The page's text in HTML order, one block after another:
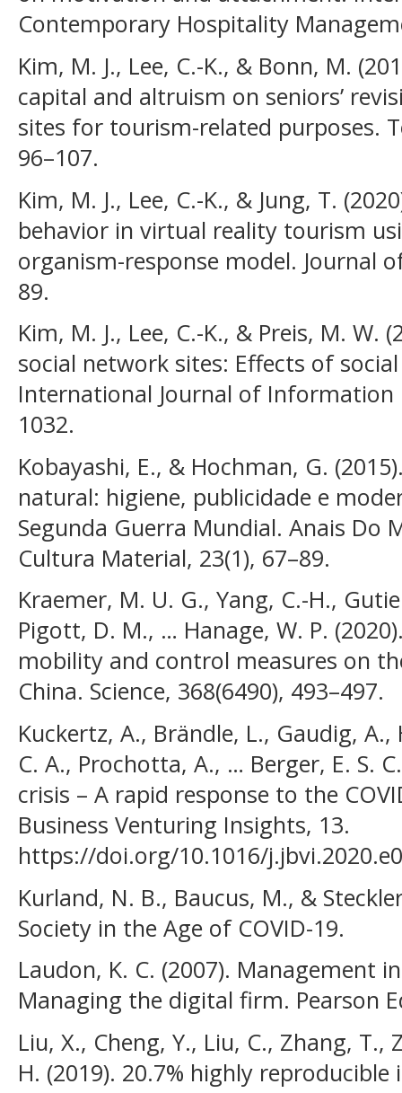
Contemporary Hospitality
Kim, M. J., Lee, C.-K., & Bonn, M.
capital and altruism on seniors’
sites for tourism-related purposes.
96–107.
Kim, M. J., Lee, C.-K., & Jung, T.
behavior in virtual reality tourism
organism-response model. Journal
89.
Kim, M. J., Lee, C.-K., & Preis, M. W.
social network sites: Effects of
International Journal of Information
1032.
Kobayashi, E., & Hochman, G.
natural: higiene, publicidade e
Segunda Guerra Mundial. Anais Do
Cultura Material, 23(1), 67–89.
Kraemer, M. U. G., Yang, C.-H.,
Pigott, D. M., … Hanage, W. P.
mobility and control measures on
China. Science, 368(6490), 493–497.
Kuckertz, A., Brändle, L., Gaudig, A.,
C. A., Prochotta, A., … Berger, E. S.
crisis – A rapid response to the
Business Venturing Insights, 13.
https://doi.org/10.1016/
Kurland, N. B., Baucus, M., &
Society in the Age of COVID-19.
Laudon, K. C. (2007). Management
Managing the digital firm. Pearson
Liu, X., Cheng, Y., Liu, C., Zhang,
H. (2019). 20.7% highly